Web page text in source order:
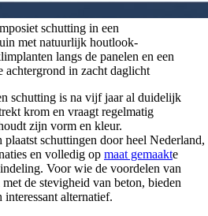
schutting in een
met natuurlijk houtlook-
langs de panelen en een
achtergrond in zacht daglicht
schutting is na vijf jaar al duidelijk
krom en vraagt regelmatig
zijn vorm en kleur.
schuttingen door heel Nederland,
en volledig op maat gemaakte
Voor wie de voordelen van
de stevigheid van beton, bieden
alternatief.